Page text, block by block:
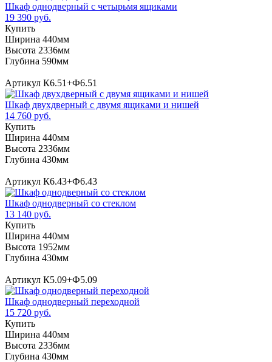
Шкаф однодверный с четырьмя ящиками
19 390 руб.
Купить
Ширина 440мм
Высота 2336мм
Глубина 590мм
Артикул К6.51+Ф6.51
Шкаф двухдверный с двумя ящиками и нишей
14 760 руб.
Купить
Ширина 440мм
Высота 2336мм
Глубина 430мм
Артикул К6.43+Ф6.43
Шкаф однодверный со стеклом
13 140 руб.
Купить
Ширина 440мм
Высота 1952мм
Глубина 430мм
Артикул К5.09+Ф5.09
Шкаф однодверный переходной
15 720 руб.
Купить
Ширина 440мм
Высота 2336мм
Глубина 430мм